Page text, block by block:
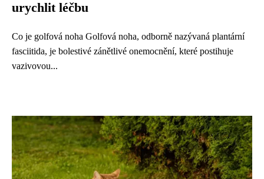
urychlit léčbu
Co je golfová noha Golfová noha, odborně nazývaná plantární
fasciitida, je bolestivé zánětlivé onemocnění, které postihuje
vazivovou...